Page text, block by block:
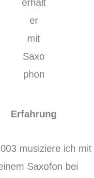
Erfahrung
musiziere ich mit
Saxofon bei